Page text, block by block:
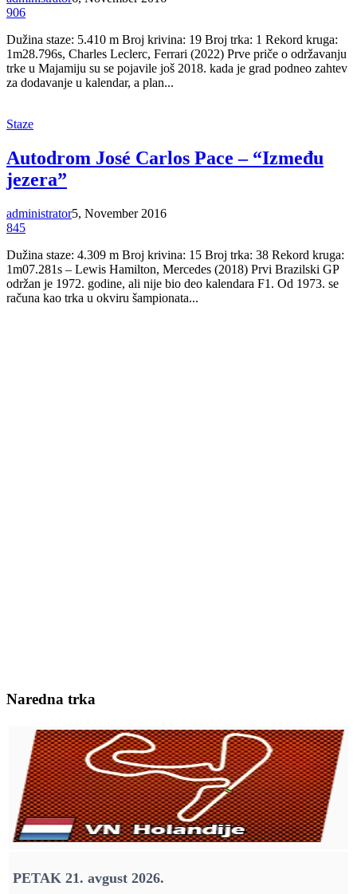
906
Dužina staze: 5.410 m Broj krivina: 19 Broj trka: 1 Rekord kruga:
1m28.796s, Charles Leclerc, Ferrari (2022) Prve priče o održavanju
trke u Majamiju su se pojavile još 2018. kada je grad podneo zahtev
za dodavanje u kalendar, a plan...
Staze
Autodrom José Carlos Pace – “Između
jezera”
administrator5, November 2016
845
Dužina staze: 4.309 m Broj krivina: 15 Broj trka: 38 Rekord kruga:
1m07.281s – Lewis Hamilton, Mercedes (2018) Prvi Brazilski GP
održan je 1972. godine, ali nije bio deo kalendara F1. Od 1973. se
računa kao trka u okviru šampionata...
Naredna trka
PETAK 21. avgust 2026.